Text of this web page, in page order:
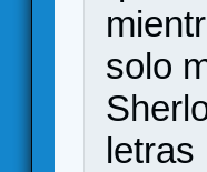
solo
letras